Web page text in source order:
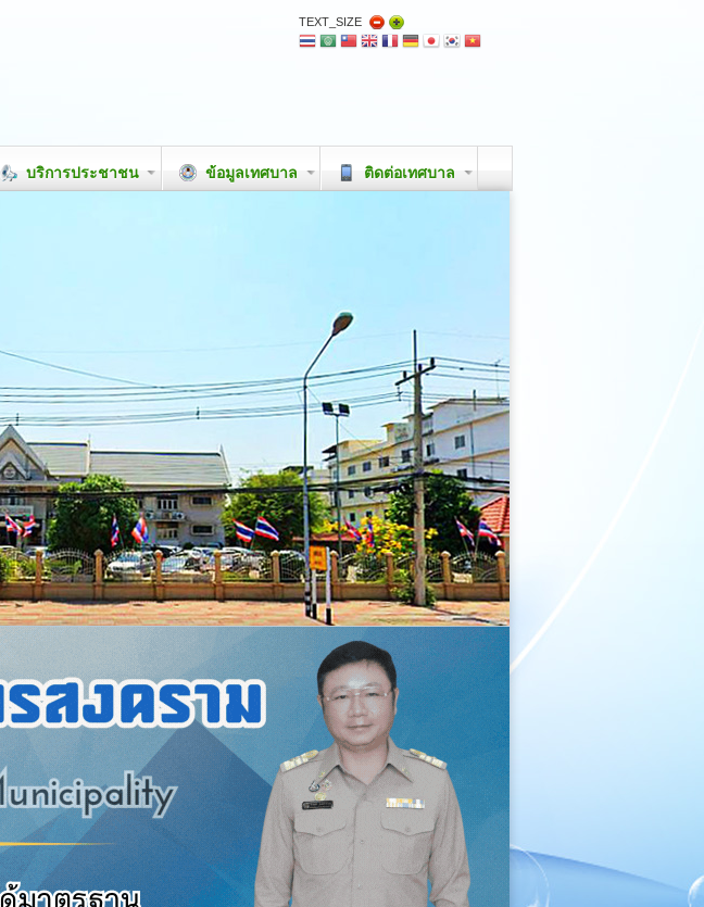
TEXT_SIZE
บริการประชาชน ข้อมูลเทศบาล ติดต่อเทศบาล